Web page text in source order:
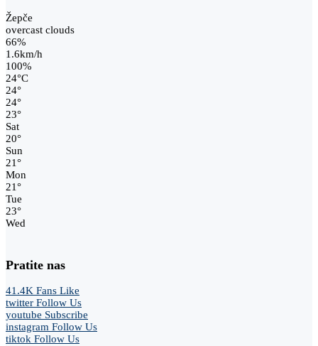
Žepče
overcast clouds
66%
1.6km/h
100%
24°C
24°
24°
23°
Sat
20°
Sun
21°
Mon
21°
Tue
23°
Wed
Pratite nas
41.4K Fans Like
twitter Follow Us
youtube Subscribe
instagram Follow Us
tiktok Follow Us